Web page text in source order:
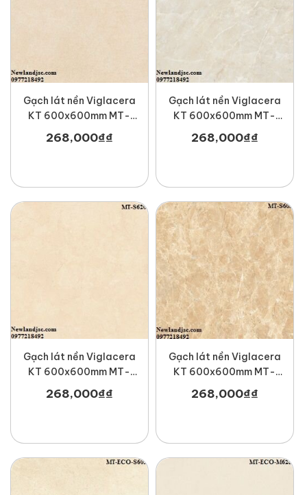
Gạch lát nền Viglacera
KT 600x600mm MT-
UM6601
268,000₫₫
Gạch lát nền Viglacera
KT 600x600mm MT-
ECO-S622
268,000₫₫
Gạch lát nền Viglacera
KT 600x600mm MT-
ECO-S620
268,000₫₫
Gạch lát nền Viglacera
KT 600x600mm MT-
ECO-S603
268,000₫₫